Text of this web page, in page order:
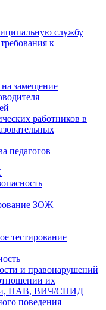
службу
к
замещение
работников в
педагогов
ЗОЖ
тестирование
и правонарушений
их
ПАВ, ВИЧ/СПИД
поведения